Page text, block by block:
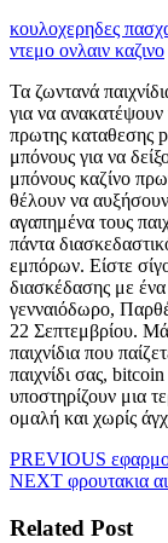
κουλοχερηδες
ντεμο ονλαιν καζινο
Τα ζωντανά
για να
πρωτης καταθεσης
μπόνους για να
μπόνους καζίνο
θέλουν να αυξήσουν
αγαπημένα τους
πάντα
εμπόρων. Είστε
διασκέδασης με
γενναιόδωρο,
22 Σεπτεμβρίου.
παιχνίδια που
παιχνίδι σας,
υποστηρίζουν μια
ομαλή και χωρίς
Πλοήγηση
άρθρων
PREVIOUS
post:
NEXT Next
φρουτακια
Related Post